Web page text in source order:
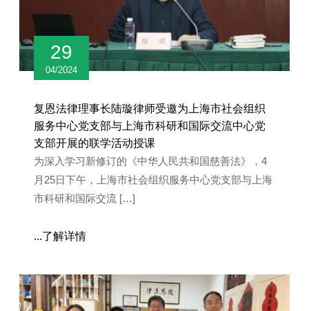
29
04/2024
复恩法律理事长陆璇律师受邀为上海市社会组织
服务中心党支部与上海市科研和国际交流中心党
支部开展的联学活动授课
为深入学习新修订的《中华人民共和国慈善法》，4
月25日下午，上海市社会组织服务中心党支部与上海
市科研和国际交流 […]
...了解详情